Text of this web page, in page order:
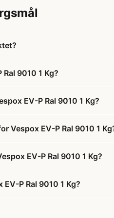
9010 1 Kg?
EV-P Ral 9010 1 Kg?
Vespox EV-P Ral 9010 1
EV-P Ral 9010 1 Kg?
P Ral 9010 1 Kg?